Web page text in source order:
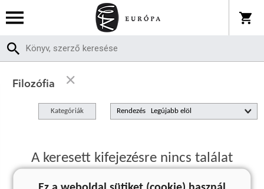
Filozófia
Kategóriák Rendezés
A keresett kifejezésre nincs találat